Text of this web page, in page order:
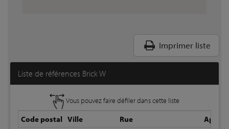
Imprimer liste
Liste de références Brick W
Vous pouvez faire défiler dans cette liste
Code postal Ville Rue